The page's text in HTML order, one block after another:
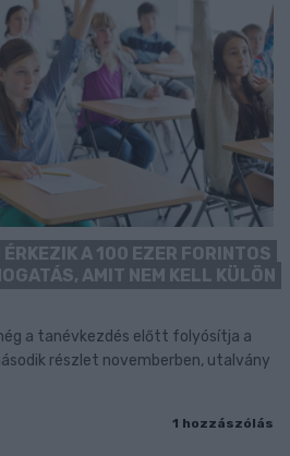
A 100 EZER FORINTOS
AMIT NEM KELL KÜLÖN
a tanévkezdés előtt folyósítja a
részlet novemberben, utalvány
1 hozzászólás